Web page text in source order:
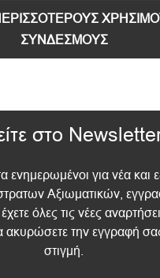
ΣΥΝΔΕΣΜΟΥΣ
στο
ενημερωμένοι για νέα και
Αξιωματικών,
όλες τις νέες
ακυρώσετε την εγγραφή
στιγμή.